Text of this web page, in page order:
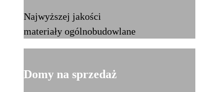
Najwyższej jakości
materiały ogólnobudowlane
Domy na sprzedaż